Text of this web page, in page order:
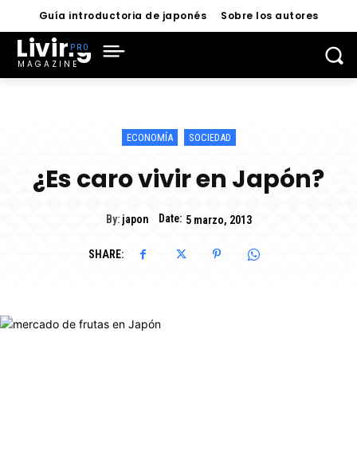
Guía introductoria de japonés Sobre los autores
Living
MAGAZINE
ECONOMÍA SOCIEDAD
¿Es caro vivir en Japón?
By: japon Date: 5 marzo, 2013
SHARE: